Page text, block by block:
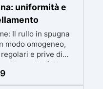
uniformità e
Il rullo in spugna
modo omogeneo,
e prive di
22 cm: Perfetto per
modo efficiente,
in resina. ✅